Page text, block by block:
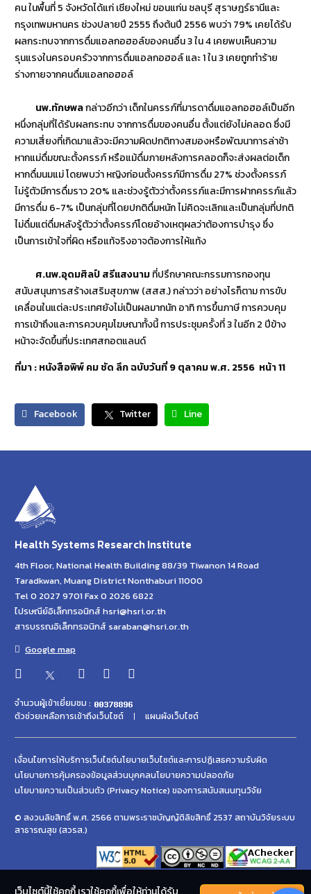
คน ในพื้นที่ 5 จังหวัดได้แก่ เชียงใหม่ ขอนแก่น ชลบุรี สุราษฎร์ธานีและ
กรุงเทพมหานคร ช่วงปลายปี 2555 ถึงต้นปี 2556 พบว่า 79% เคยได้รับ
ผลกระทบจากการดื่มแอลกอฮอล์ของคนอื่น 3 ใน 4 เคยพบเห็นความ
รุนแรงในครอบครัวจากการดื่มแอลกอฮอล์ และ 1 ใน 3 เคยถูกทำร้าย
ร่างกายจากคนดื่มแอลกอฮอล์
นพ.ทักษพลกล่าวอีกว่า เด็กในครรภ์ที่มารดาดื่มแอลกอฮอล์เป็นอีก
หนึ่งกลุ่มที่ได้รับผลกระทบ จากการดื่มของคนอื่น ตั้งแต่ยังไม่คลอด ซึ่งมี
ความเสี่ยงที่เกิดมาแล้วจะมีความผิดปกติทางสมองหรือพัฒนาการล่าช้า
หากแม่ดื่มขณะตั้งครรภ์ หรือแม้ดื่มภายหลังการคลอดก็จะส่งผลต่อเด็ก
หากดื่มนมแม่ โดยพบว่า หญิงก่อนตั้งครรภ์มีการดื่ม 27% ช่วงตั้งครรภ์
ไม่รู้ตัวมีการดื่มราว 20% และช่วงรู้ตัวว่าตั้งครรภ์และมีการฝากครรภ์แล้ว
มีการดื่ม 6-7% เป็นกลุ่มที่โดยปกติดื่มหนัก ไม่คิดจะเลิกและเป็นกลุ่มที่ปกติ
ไม่ดื่มแต่ดื่มหลังรู้ตัวว่าตั้งครรภ์โดยอ้างเหตุผลว่าต้องการบำรุง ซึ่ง
เป็นการเข้าใจที่ผิด หรือแท้จริงอาจต้องการให้แท้ง
ศ.นพ.อุดมศิลป์ สรีแสงนามที่ปรึกษาคณะกรรมการกองทุน
สนับสนุนการสร้างเสริมสุขภาพ (สสส.) กล่าวว่า อย่างไรก็ตาม การขับ
เคลื่อนในแต่ละประเทศยังไม่เป็นผลมากนัก อาทิ การขึ้นภาษี การควบคุม
การเข้าถึงและการควบคุมโฆษณาทั้งนี้ การประชุมครั้งที่ 3 ในอีก 2 ปีข้าง
หน้าจะจัดขึ้นที่ประเทศสกอตแลนด์
ที่มา : หนังสือพิพ์คม ชัด ลึก ฉบับวันที่ 9 ตุลาคม พ.ศ. 2556 หน้า 11
Facebook Twitter Line
Health Systems Research Institute
4th Floor, National Health Building 88/39 Tiwanon 14 Road
Taradkwan, Muang District Nonthaburi 11000
Tel 0 2027 9701 Fax 0 2026 6822
ไปรษณีย์อิเล็กทรอนิกส์ hsri@hsri.or.th
สารบรรณอิเล็กทรอนิกส์ saraban@hsri.or.th
Google map
จำนวนผู้เข้าเยี่ยมชม :
ตัวช่วยเหลือการเข้าถึงเว็บไซต์
แผนผังเว็บไซต์
เงื่อนไขการให้บริการเว็บไซต์นโยบายเว็บไซต์และการปฏิเสธความรับผิด
นโยบายการคุ้มครองข้อมูลส่วนบุคคลนโยบายความปลอดภัย
นโยบายความเป็นส่วนตัว (Privacy Notice) ของการสนับสนนทุนวิจัย
© สงวนลิขสิทธิ์ พ.ศ. 2566 ตามพระราชบัญญัติลิขสิทธิ์ 2537 สถาบันวิจัยระบบ
สาธารณสุข (สวรส.)